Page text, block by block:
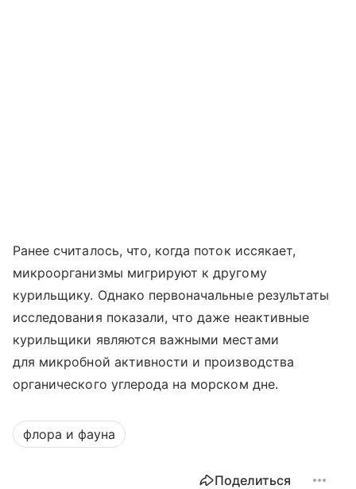
Ранее считалось, что, когда поток иссякает,
микроорганизмы мигрируют к другому
курильщику. Однако первоначальные результаты
исследования показали, что даже неактивные
курильщики являются важными местами
для микробной активности и производства
органического углерода на морском дне.
флора и фауна
Поделиться